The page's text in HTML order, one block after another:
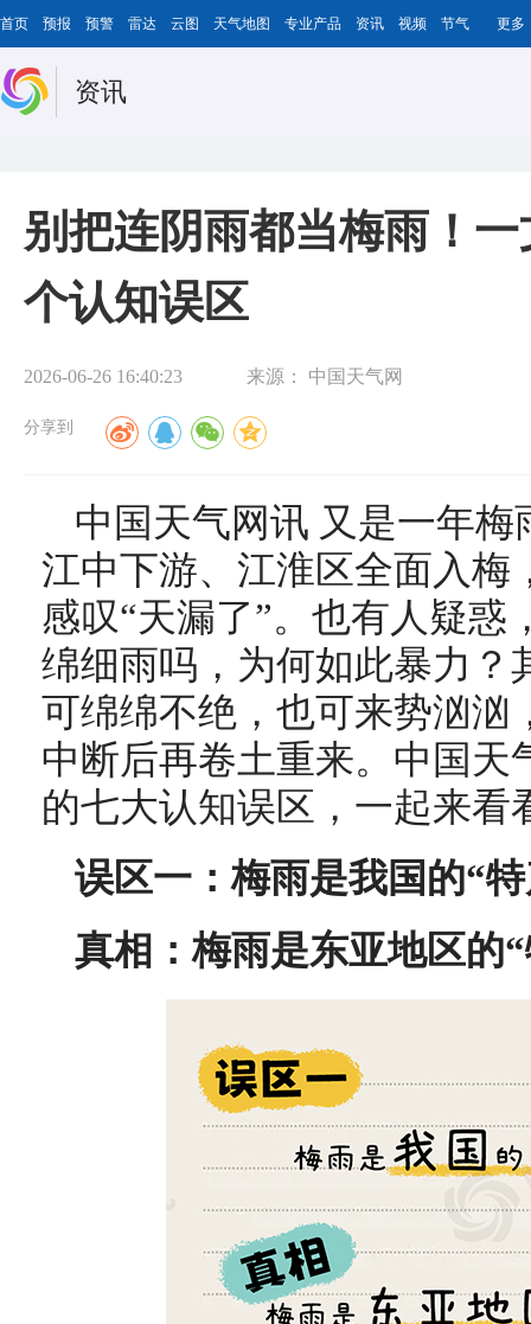
首页 预报 预警 雷达 云图 天气地图 专业产品 资讯 视频 节气 更多
资讯
别把连阴雨都当梅雨！
个认知误区
2026-06-26 16:40:23 来源： 中国天气网
分享到
中国天气网讯 又是一年
江中下游、江淮区全面入梅
感叹“天漏了”。也有人疑惑
绵细雨吗，为何如此暴力？
可绵绵不绝，也可来势汹汹
中断后再卷土重来。中国天
的七大认知误区，一起来看
误区一：梅雨是我国的“
真相：梅雨是东亚地区的